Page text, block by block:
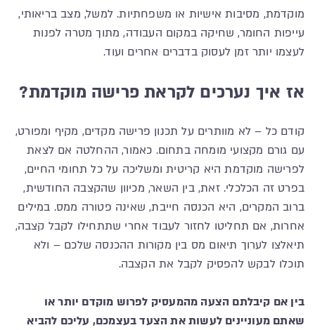
מוקדמת, מסיבות אישיות או משפחתיות. למשל, מצב בריאותי,
עייפות החומר, שחיקה במקום העבודה, מתוך מטרה לפנות
לעצמו יותר זמן לעסוק בדברים אחרים ועוד.
אז איך נערכים לקראת פרישה מוקדמת?
קודם כל – לא מוותרים על תכנון פרישה מקדים, מקיף ומפורט,
עם גורם מקצועי מומחה בתחום. כאמור, ההחלטה אם לצאת
לפרישה מוקדמת היא קריטית ומשליכה על כל תחומי החיים,
בפרט זה הכלכלי. זאת, בין השאר, מכיוון שהקצבה החודשית,
ברוב המקרים, היא הכנסה חייבת, שאינה פטורה ממס. במילים
אחרות, אם תחליטו לחזור לעבוד אחרי שתתחילו לקבל קצבה,
תיאלצו לערוך תיאום מס בין מקורות ההכנסה שלכם – ולא
תוכלו לבקש להפסיק לקבל את הקצבה.
בין אם קיבלתם הצעה מהמעסיק לפרוש מוקדם יותר או
שאתם מעוניינים לעשות את הצעד בעצמכם, עליכם להביא